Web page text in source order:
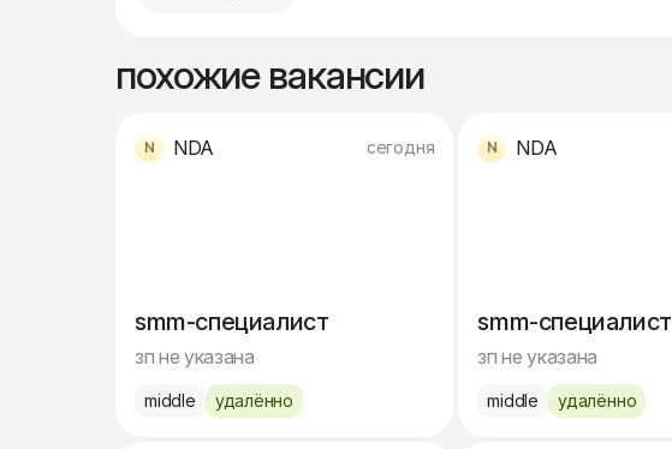
похожие вакансии
NDA сегодня
smm-специалист
зп не указана
middle удалённо
NDA
smm-специалист
зп не указана
middle удалённо